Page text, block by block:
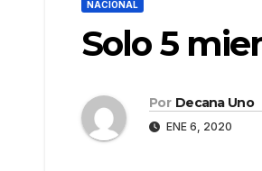
NACIONAL
Solo 5
Por Decana Uno
ENE 6, 2020